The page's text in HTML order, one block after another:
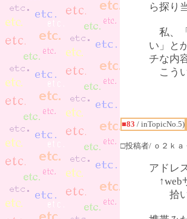
ら探り
私、
い」と
チな内
こう
■83 / inTopicNo.5)
□投稿者/ ｏ２ｋａ
アドレ
↑web
拾い